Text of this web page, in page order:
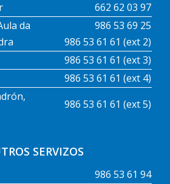
662 62 03 97
da
986 53 69 25
986 53 61 61 (ext 2)
986 53 61 61 (ext 3)
986 53 61 61 (ext 4)
986 53 61 61 (ext 5)
SERVIZOS
986 53 61 94